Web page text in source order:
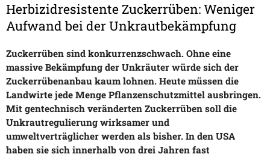
Herbizidresistente Zuckerrüben: Weniger
Aufwand bei der Unkrautbekämpfung
Zuckerrüben sind konkurrenzschwach. Ohne eine
massive Bekämpfung der Unkräuter würde sich der
Zuckerrübenanbau kaum lohnen. Heute müssen die
Landwirte jede Menge Pflanzenschutzmittel ausbringen.
Mit gentechnisch veränderten Zuckerrüben soll die
Unkrautregulierung wirksamer und
umweltverträglicher werden als bisher. In den USA
haben sie sich innerhalb von drei Jahren fast